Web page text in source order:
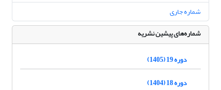
شماره جاری
شماره‌های پیشین نشریه
دوره 19 (1405)
دوره 18 (1404)